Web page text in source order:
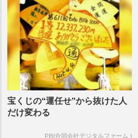
宝くじの“運任せ”から抜けた人
だけ変わる
PR(合同会社デジタルファーム )